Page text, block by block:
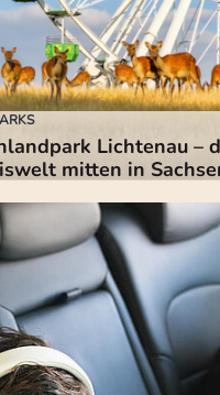
Lichtenau –
mitten in